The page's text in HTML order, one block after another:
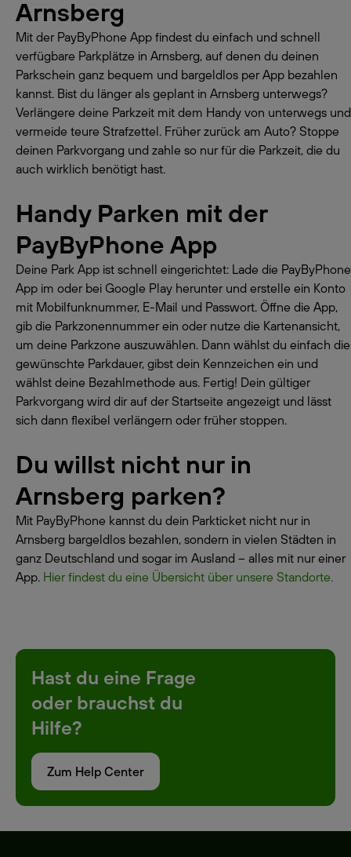
Arnsberg
Mit der PayByPhone App findest du einfach und schnell
verfügbare Parkplätze in Arnsberg, auf denen du deinen
Parkschein ganz bequem und bargeldlos per App bezahlen
kannst. Bist du länger als geplant in Arnsberg unterwegs?
Verlängere deine Parkzeit mit dem Handy von unterwegs und
vermeide teure Strafzettel. Früher zurück am Auto? Stoppe
deinen Parkvorgang und zahle so nur für die Parkzeit, die du
auch wirklich benötigt hast.
Handy Parken mit der
PayByPhone App
Deine Park App ist schnell eingerichtet: Lade die PayByPhone
App im oder bei Google Play herunter und erstelle ein Konto
mit Mobilfunknummer, E-Mail und Passwort. Öffne die App,
gib die Parkzonennummer ein oder nutze die Kartenansicht,
um deine Parkzone auszuwählen. Dann wählst du einfach die
gewünschte Parkdauer, gibst dein Kennzeichen ein und
wählst deine Bezahlmethode aus. Fertig! Dein gültiger
Parkvorgang wird dir auf der Startseite angezeigt und lässt
sich dann flexibel verlängern oder früher stoppen.
Du willst nicht nur in
Arnsberg parken?
Mit PayByPhone kannst du dein Parkticket nicht nur in
Arnsberg bargeldlos bezahlen, sondern in vielen Städten in
ganz Deutschland und sogar im Ausland – alles mit nur einer
App. Hier findest du eine Übersicht über unsere Standorte.
Hast du eine Frage
oder brauchst du
Hilfe?
Zum Help Center